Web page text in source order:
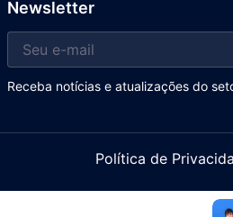
Newsletter
Receba notícias e atualizações do
Política de